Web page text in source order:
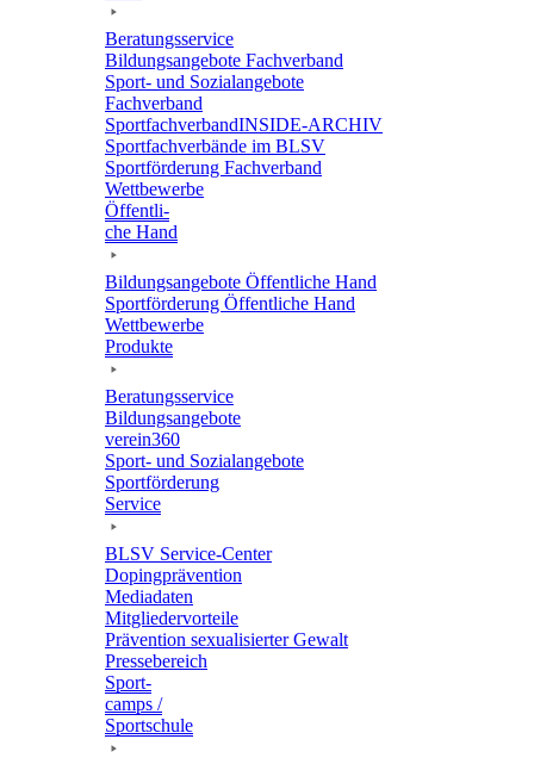
Bera­tungs­ser­vice
Bildungs­an­ge­bote Fachverband
Sport- und Sozi­al­an­ge­bote
Fachverband
Sport­fach­ver­ban­d­IN­SIDE-ARCHIV
Sport­fach­ver­bände im BLSV
Sport­för­de­rung Fachverband
Wett­be­werbe
Öffent­li­
che Hand
Bildungs­an­ge­bote Öffent­li­che Hand
Sport­för­de­rung Öffent­li­che Hand
Wett­be­werbe
Produkte
Bera­tungs­ser­vice
Bildungs­an­ge­bote
verein360
Sport- und Sozialangebote
Sport­för­de­rung
Service
BLSV Service-Center
Doping­prä­ven­tion
Media­da­ten
Mitglie­der­vor­teile
Präven­tion sexua­li­sier­ter Gewalt
Pres­se­be­reich
Sport­
camps /
Sportschule